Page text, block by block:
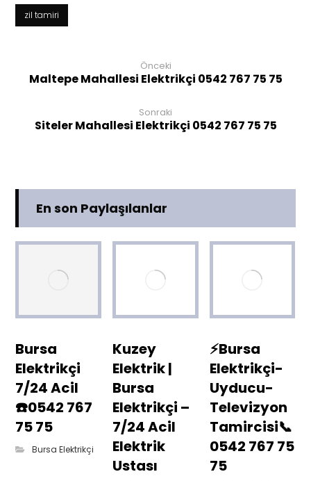
zil tamiri
Önceki
Maltepe Mahallesi Elektrikçi 0542 767 75 75
Sonraki
Siteler Mahallesi Elektrikçi 0542 767 75 75
En son Paylaşılanlar
Bursa
Elektrikçi
7/24 Acil
☎️0542 767
75 75
Bursa Elektrikçi
Kuzey
Elektrik |
Bursa
Elektrikçi –
7/24 Acil
Elektrik
Ustası
⚡Bursa
Elektrikçi-
Uyducu-
Televizyon
Tamircisi📞
0542 767 75
75